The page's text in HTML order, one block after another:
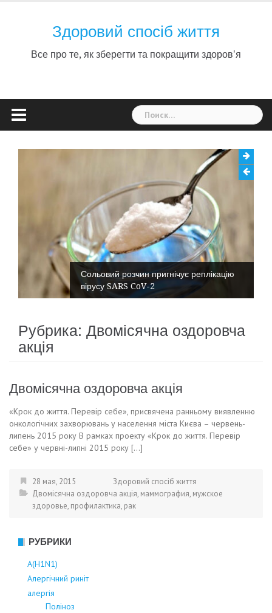
Здоровий спосіб життя
Все про те, як зберегти та покращити здоров'я
Найти:
Сольовий розчин пригнічує реплікацію
вірусу SARS CoV-2
Рубрика: Двомісячна оздоровча
акція
Двомісячна оздоровча акція
«Крок до життя. Перевір себе», присвячена ранньому виявленню
онкологічних захворювань у населення міста Києва – червень-
липень 2015 року В рамках проекту «Крок до життя. Перевір
себе» у червні-липні 2015 року […]
28 мая, 2015
Здоровий спосіб життя
Двомісячна оздоровча акція, маммография, мужское
здоровье, профилактика, рак
РУБРИКИ
А(Н1N1)
Алергічний риніт
алергія
Поліноз